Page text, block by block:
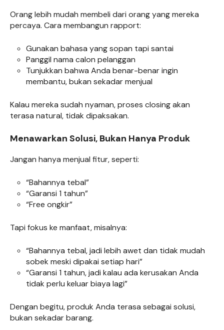
Orang lebih mudah membeli dari orang yang mereka
percaya. Cara membangun rapport:
Gunakan bahasa yang sopan tapi santai
Panggil nama calon pelanggan
Tunjukkan bahwa Anda benar-benar ingin
membantu, bukan sekadar menjual
Kalau mereka sudah nyaman, proses closing akan
terasa natural, tidak dipaksakan.
Menawarkan Solusi, Bukan Hanya Produk
Jangan hanya menjual fitur, seperti:
“Bahannya tebal”
“Garansi 1 tahun”
“Free ongkir”
Tapi fokus ke manfaat, misalnya:
“Bahannya tebal, jadi lebih awet dan tidak mudah
sobek meski dipakai setiap hari”
“Garansi 1 tahun, jadi kalau ada kerusakan Anda
tidak perlu keluar biaya lagi”
Dengan begitu, produk Anda terasa sebagai solusi,
bukan sekadar barang.